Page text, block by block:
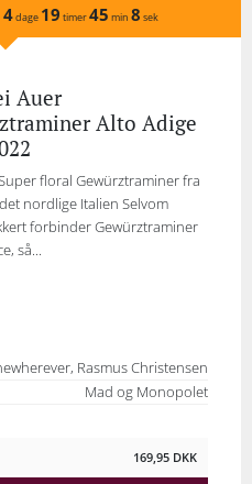
4dage 19 timer45 min 8 sek
Auer
Alto Adige
floral Gewürztraminer fra
nordlige Italien Selvom
forbinder Gewürztraminer
så...
Rasmus Christensen
Mad og Monopolet
169,95 DKK